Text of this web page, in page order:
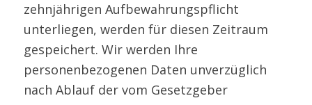
zehnjährigen Aufbewahrungspflicht
unterliegen, werden für diesen Zeitraum
gespeichert. Wir werden Ihre
personenbezogenen Daten unverzüglich
nach Ablauf der vom Gesetzgeber